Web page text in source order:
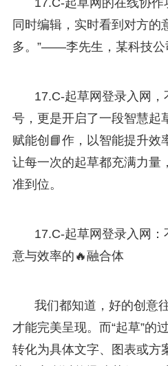
同时编辑，实时看到对方的
多。”——李先生，某科技公
17.C-起草网登录入网
号，更是开启了一段智慧起
赋能创📘作，以智能提升效
让每一次的起草都充满力量
准到位。
17.C-起草网登录入网：
意与效率的🔥融合体
我们都知道，好的创意
才能完美呈现。而“起草”的
转化为具体文字、图表或方